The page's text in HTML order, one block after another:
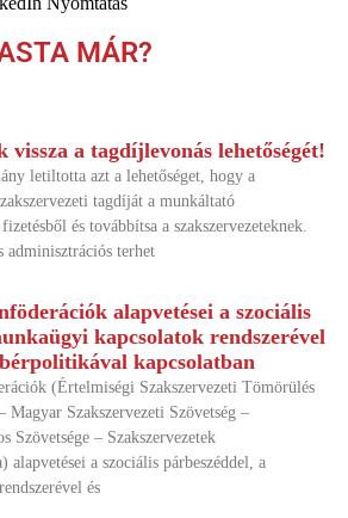
MÁR?
a tagdíjlevonás lehetőségét!
letiltotta azt a lehetőséget, hogy a
tagdíját a munkáltató
és továbbítsa a szakszervezeteknek.
adminisztrációs terhet
alapvetései a szociális
kapcsolatok rendszerével
kapcsolatban
(Értelmiségi Szakszervezeti Tömörülés
Magyar Szakszervezeti Szövetség –
Szövetsége – Szakszervezetek
a szociális párbeszéddel, a
és